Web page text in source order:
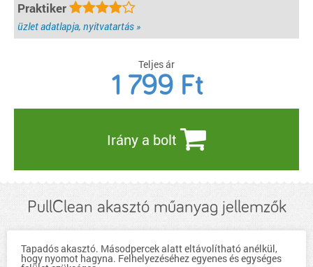
Praktiker
üzlet adatlapja, nyitvatartás »
Teljes ár
1 799 Ft
Irány a bolt
PullClean akasztó műanyag jellemzők
Tapadós akasztó. Másodpercek alatt eltávolítható anélkül,
hogy nyomot hagyna. Felhelyezéséhez egyenes és egységes